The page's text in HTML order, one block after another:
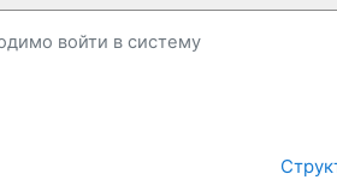
войти в систему